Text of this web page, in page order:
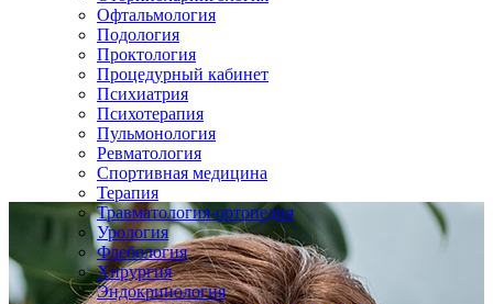
Офтальмология
Подология
Проктология
Процедурный кабинет
Психиатрия
Психотерапия
Пульмонология
Ревматология
Спортивная медицина
Терапия
Травматология-ортопедия
Урология
Флебология
Хирургия
Эндокринология